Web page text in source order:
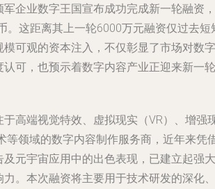
企业数字王国宣布成功完成新一轮融资，
。这距离其上一轮6000万元融资仅过去短
可观的资本注入，不仅彰显了市场对数字
可，也预示着数字内容产业正迎来新一轮
高端视觉特效、虚拟现实（VR）、增强
等领域的数字内容制作服务商，近年来凭
元宇宙应用中的出色表现，已建立起强大
。本次融资将主要用于技术研发的深化、